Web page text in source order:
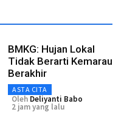
BMKG: Hujan Lokal
Tidak Berarti Kemarau
Berakhir
ASTA CITA
Oleh Deliyanti Babo
2 jam yang lalu